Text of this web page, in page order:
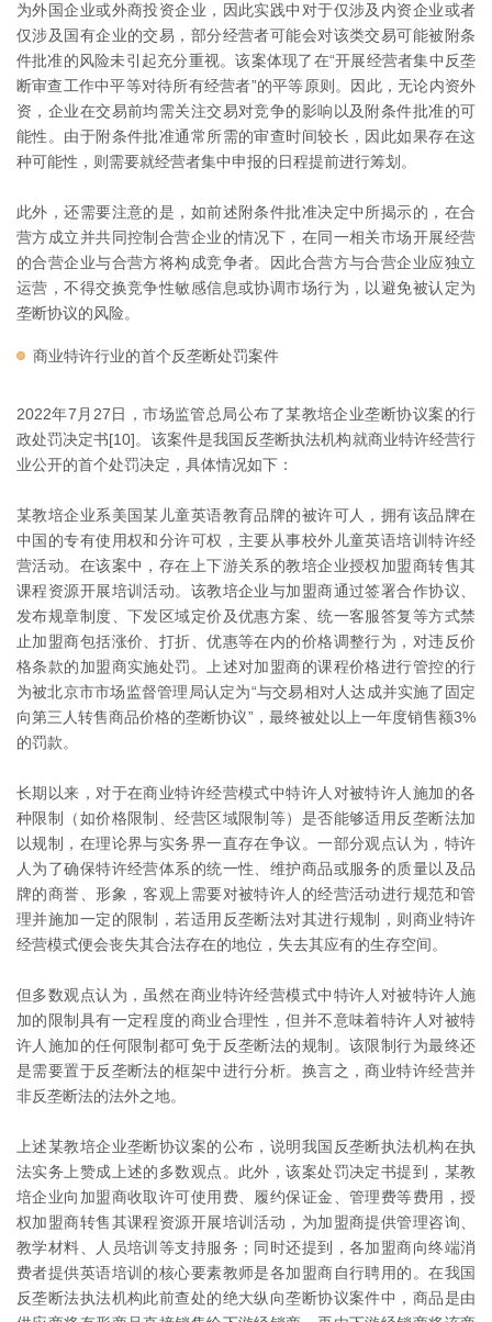
为外国企业或外商投资企业，因此实践中对于仅涉及内资企业或者
仅涉及国有企业的交易，部分经营者可能会对该类交易可能被附条
件批准的风险未引起充分重视。该案体现了在“开展经营者集中反垄
断审查工作中平等对待所有经营者”的平等原则。因此，无论内资外
资，企业在交易前均需关注交易对竞争的影响以及附条件批准的可
能性。由于附条件批准通常所需的审查时间较长，因此如果存在这
种可能性，则需要就经营者集中申报的日程提前进行筹划。
此外，还需要注意的是，如前述附条件批准决定中所揭示的，在合
营方成立并共同控制合营企业的情况下，在同一相关市场开展经营
的合营企业与合营方将构成竞争者。因此合营方与合营企业应独立
运营，不得交换竞争性敏感信息或协调市场行为，以避免被认定为
垄断协议的风险。
商业特许行业的首个反垄断处罚案件
2022年7月27日，市场监管总局公布了某教培企业垄断协议案的行
政处罚决定书[10]。该案件是我国反垄断执法机构就商业特许经营行
业公开的首个处罚决定，具体情况如下：
某教培企业系美国某儿童英语教育品牌的被许可人，拥有该品牌在
中国的专有使用权和分许可权，主要从事校外儿童英语培训特许经
营活动。在该案中，存在上下游关系的教培企业授权加盟商转售其
课程资源开展培训活动。该教培企业与加盟商通过签署合作协议、
发布规章制度、下发区域定价及优惠方案、统一客服答复等方式禁
止加盟商包括涨价、打折、优惠等在内的价格调整行为，对违反价
格条款的加盟商实施处罚。上述对加盟商的课程价格进行管控的行
为被北京市市场监督管理局认定为“与交易相对人达成并实施了固定
向第三人转售商品价格的垄断协议”，最终被处以上一年度销售额3%
的罚款。
长期以来，对于在商业特许经营模式中特许人对被特许人施加的各
种限制（如价格限制、经营区域限制等）是否能够适用反垄断法加
以规制，在理论界与实务界一直存在争议。一部分观点认为，特许
人为了确保特许经营体系的统一性、维护商品或服务的质量以及品
牌的商誉、形象，客观上需要对被特许人的经营活动进行规范和管
理并施加一定的限制，若适用反垄断法对其进行规制，则商业特许
经营模式便会丧失其合法存在的地位，失去其应有的生存空间。
但多数观点认为，虽然在商业特许经营模式中特许人对被特许人施
加的限制具有一定程度的商业合理性，但并不意味着特许人对被特
许人施加的任何限制都可免于反垄断法的规制。该限制行为最终还
是需要置于反垄断法的框架中进行分析。换言之，商业特许经营并
非反垄断法的法外之地。
上述某教培企业垄断协议案的公布，说明我国反垄断执法机构在执
法实务上赞成上述的多数观点。此外，该案处罚决定书提到，某教
培企业向加盟商收取许可使用费、履约保证金、管理费等费用，授
权加盟商转售其课程资源开展培训活动，为加盟商提供管理咨询、
教学材料、人员培训等支持服务；同时还提到，各加盟商向终端消
费者提供英语培训的核心要素教师是各加盟商自行聘用的。在我国
反垄断法执法机构此前查处的绝大纵向垄断协议案件中，商品是由